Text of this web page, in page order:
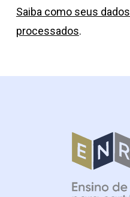
Saiba como seus
processados.